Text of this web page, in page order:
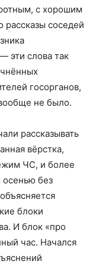
с хорошим
соседей
эти слова так
госорганов,
не было.
рассказывать
вёрстка,
ЧС, и более
осенью без
блоки
И блок «про
час. Начался